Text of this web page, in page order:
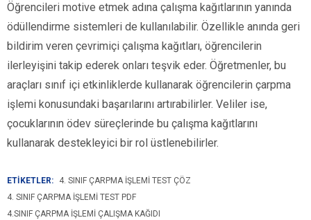
Öğrencileri motive etmek adına çalışma kağıtlarının yanında
ödüllendirme sistemleri de kullanılabilir. Özellikle anında geri
bildirim veren çevrimiçi çalışma kağıtları, öğrencilerin
ilerleyişini takip ederek onları teşvik eder. Öğretmenler, bu
araçları sınıf içi etkinliklerde kullanarak öğrencilerin çarpma
işlemi konusundaki başarılarını artırabilirler. Veliler ise,
çocuklarının ödev süreçlerinde bu çalışma kağıtlarını
kullanarak destekleyici bir rol üstlenebilirler.
ETİKETLER:
4. SINIF ÇARPMA IŞLEMI TEST ÇÖZ
4. SINIF ÇARPMA IŞLEMI TEST PDF
4.SINIF ÇARPMA IŞLEMI ÇALIŞMA KAĞIDI